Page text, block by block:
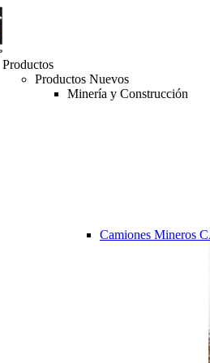
Productos
Productos Nuevos
Minería y Construcción
Camiones Mineros